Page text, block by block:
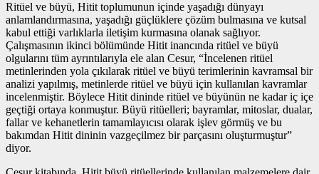
Ritüel ve büyü, Hitit toplumunun içinde yaşadığı dünyayı
anlamlandırmasına, yaşadığı güçlüklere çözüm bulmasına ve kutsal
kabul ettiği varlıklarla iletişim kurmasına olanak sağlıyor.
Çalışmasının ikinci bölümünde Hitit inancında ritüel ve büyü
olgularını tüm ayrıntılarıyla ele alan Cesur, “İncelenen ritüel
metinlerinden yola çıkılarak ritüel ve büyü terimlerinin kavramsal bir
analizi yapılmış, metinlerde ritüel ve büyü için kullanılan kavramlar
incelenmiştir. Böylece Hitit dininde ritüel ve büyünün ne kadar iç içe
geçtiği ortaya konmuştur. Büyü ritüelleri; bayramlar, mitoslar, dualar,
fallar ve kehanetlerin tamamlayıcısı olarak işlev görmüş ve bu
bakımdan Hitit dininin vazgeçilmez bir parçasını oluşturmuştur”
diyor.